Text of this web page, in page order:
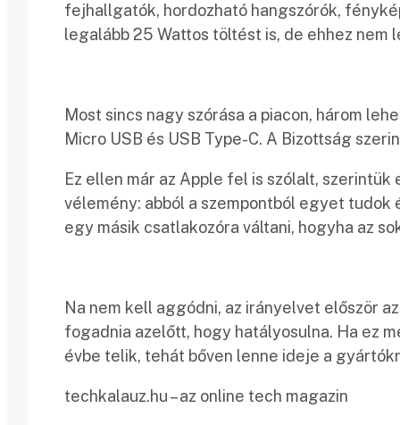
fejhallgatók, hordozható hangszórók,
legalább 25 Wattos töltést is, de ehhez
Most sincs nagy szórása a piacon, három
Micro USB és USB Type-C. A Bizottság
Ez ellen már az Apple fel is szólalt,
vélemény: abból a szempontból egyet
egy másik csatlakozóra váltani, hogyha az
Na nem kell aggódni, az irányelvet először
fogadnia azelőtt, hogy hatályosulna. Ha ez
évbe telik, tehát bőven lenne ideje a
techkalauz.hu – az online tech magazin